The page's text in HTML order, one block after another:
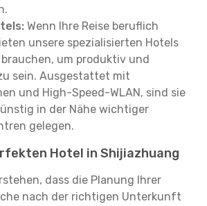
Wenn Ihre Reise beruflich
unsere spezialisierten Hotels
brauchen, um produktiv und
sein. Ausgestattet mit
und High-Speed-WLAN, sind sie
in der Nähe wichtiger
gelegen.
Hotel in Shijiazhuang
dass die Planung Ihrer
nach der richtigen Unterkunft